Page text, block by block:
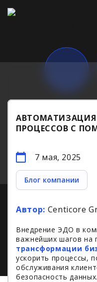
АВТОМАТИЗАЦИЯ
ПРОЦЕССОВ С
7 мая, 2025
Блог компании
Автор: Centicore
Внедрение ЭДО в
важнейших шагов на
трансформации
ускорить процессы,
обслуживания
безопасность данных.